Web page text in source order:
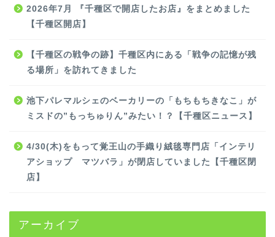
2026年7月 『千種区で開店したお店』をまとめました
【千種区開店】
【千種区の戦争の跡】千種区内にある「戦争の記憶が残
る場所」を訪れてきました
池下パレマルシェのベーカリーの「もちもちきなこ」が
ミスドの”もっちゅりん”みたい！？【千種区ニュース】
4/30(木)をもって覚王山の手織り絨毯専門店「インテリ
アショップ マツバラ」が閉店していました【千種区閉
店】
アーカイブ